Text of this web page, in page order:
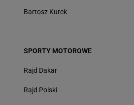
Bartosz Kurek
SPORTY MOTOROWE
Rajd Dakar
Rajd Polski